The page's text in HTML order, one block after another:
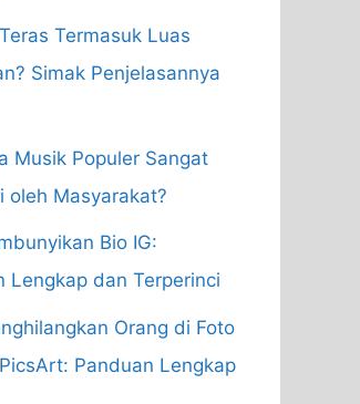
Termasuk Luas
Simak Penjelasannya
Musik Populer Sangat
oleh Masyarakat?
Bio IG:
Lengkap dan Terperinci
Orang di Foto
Panduan Lengkap